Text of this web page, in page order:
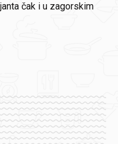
čak i u zagorskim